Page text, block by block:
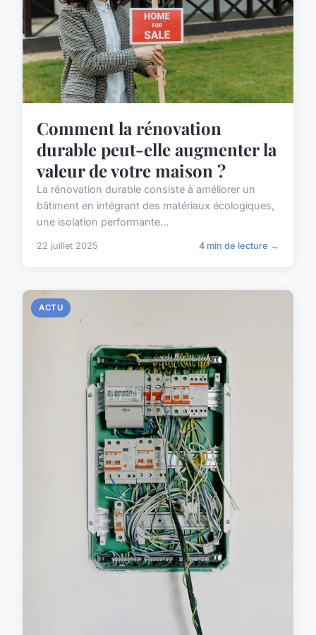
Comment la rénovation
durable peut-elle augmenter la
valeur de votre maison ?
La rénovation durable consiste à améliorer un
bâtiment en intégrant des matériaux écologiques,
une isolation performante...
22 juillet 2025 4 min de lecture →
ACTU